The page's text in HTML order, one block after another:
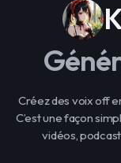
Créez des voix off
C’est une façon
vidéos,